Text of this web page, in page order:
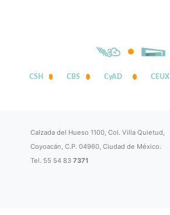
CSH CBS CyAD CEUX
Calzada del Hueso 1100, Col. Villa Quietud,
Coyoacán, C.P. 04960, Ciudad de México.
Tel. 55 54 837371